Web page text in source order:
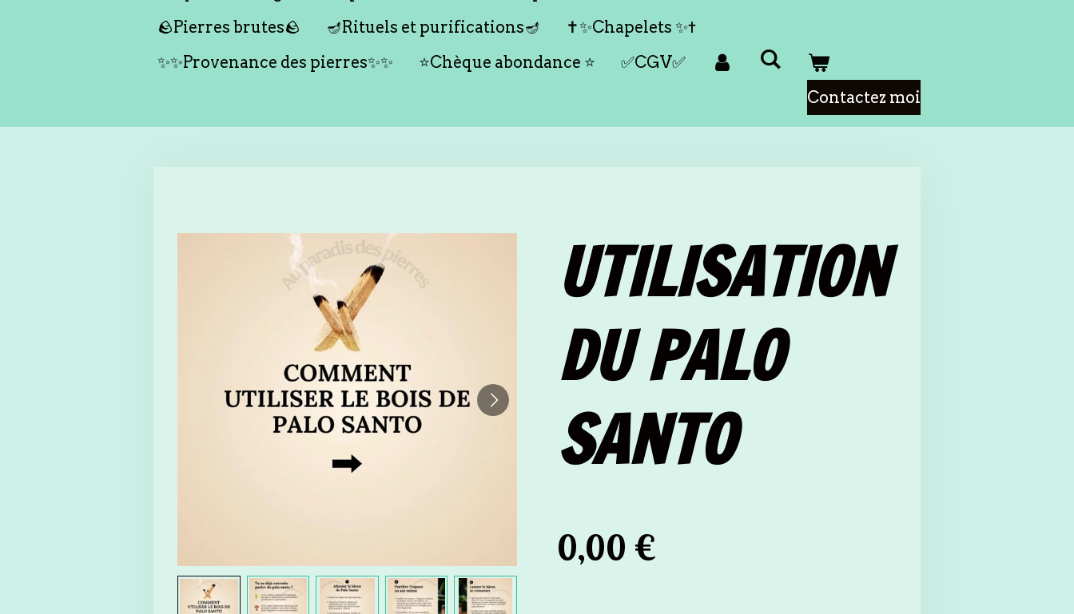
🪨Pierres brutes🪨
🪔Rituels et purifications🪔
✝️✨Chapelets ✨✝️
✨✨Provenance des pierres✨✨
⭐️Chèque abondance ⭐️
✅CGV✅
Contactez moi
UTILISATION
DU PALO
SANTO
0,00 €